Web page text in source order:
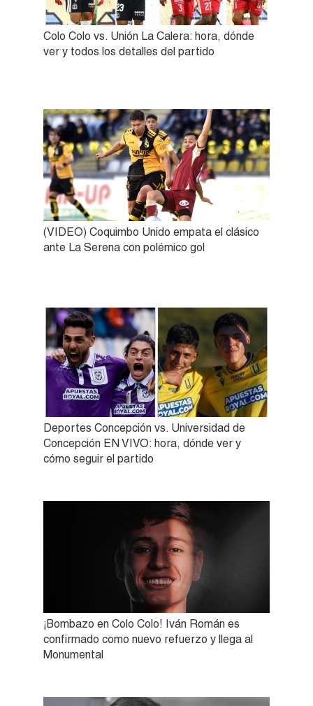
Colo Colo vs. Unión La Calera: hora, dónde
ver y todos los detalles del partido
(VIDEO) Coquimbo Unido empata el clásico
ante La Serena con polémico gol
Deportes Concepción vs. Universidad de
Concepción EN VIVO: hora, dónde ver y
cómo seguir el partido
¡Bombazo en Colo Colo! Iván Román es
confirmado como nuevo refuerzo y llega al
Monumental